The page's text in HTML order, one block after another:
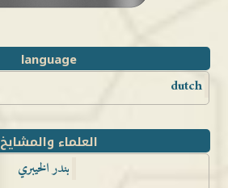
language
dutch
العلماء والمشايخ
بندر الخيبري